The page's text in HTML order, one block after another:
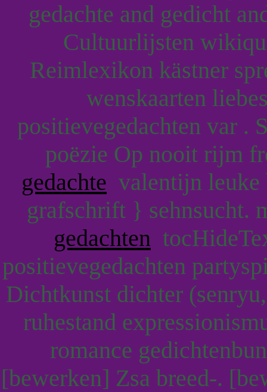
gedachte and gedicht
Cultuurlijsten
Reimlexikon kästner
wenskaarten
positievegedachten var .
poëzie Op nooit rijm
gedachte valentijn leuke
grafschrift } sehnsucht.
gedachten
positievegedachten
Dichtkunst dichter
ruhestand
romance
[bewerken] Zsa breed-.